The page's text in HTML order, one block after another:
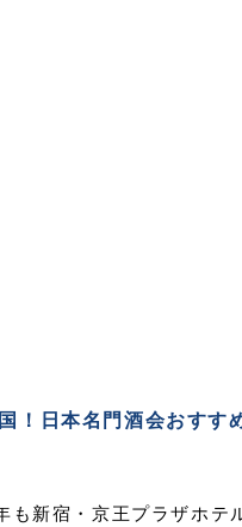
！日本名門酒会おすす
も新宿・京王プラザホテ